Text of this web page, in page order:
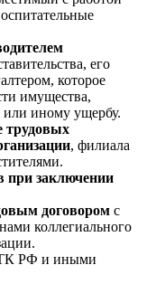
его
которое
имущества,
иному ущербу.
трудовых
, филиала
при заключении
договором с
коллегиального
ТК РФ и иными